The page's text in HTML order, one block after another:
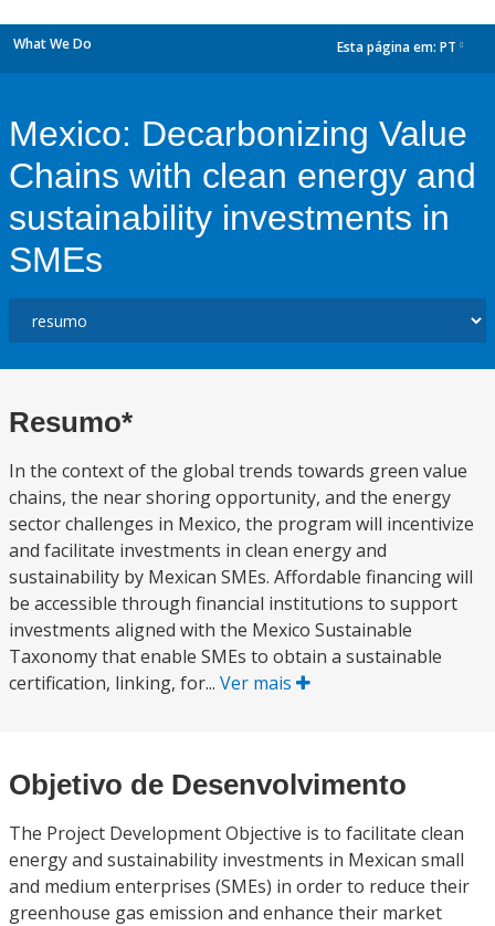
What We Do Esta página em: PT
Mexico: Decarbonizing Value
Chains with clean energy and
sustainability investments in
SMEs
Resumo*
In the context of the global trends towards green value
chains, the near shoring opportunity, and the energy
sector challenges in Mexico, the program will incentivize
and facilitate investments in clean energy and
sustainability by Mexican SMEs. Affordable financing will
be accessible through financial institutions to support
investments aligned with the Mexico Sustainable
Taxonomy that enable SMEs to obtain a sustainable
certification, linking, for... Ver mais
Objetivo de Desenvolvimento
The Project Development Objective is to facilitate clean
energy and sustainability investments in Mexican small
and medium enterprises (SMEs) in order to reduce their
greenhouse gas emission and enhance their market